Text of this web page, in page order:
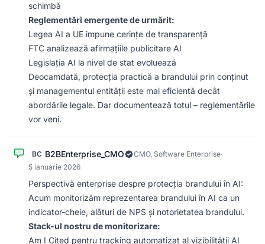
schimbă
Reglementări emergente de urmărit:
Legea AI a UE impune cerințe de transparență
FTC analizează afirmațiile publicitare AI
Legislația AI la nivel de stat evoluează
Deocamdată, protecția practică a brandului prin conținut
și managementul entității este mai eficientă decât
abordările legale. Dar documentează totul – reglementările
vor veni.
BC B2BEnterprise_CMO CMO, Software Enterprise·
5 ianuarie 2026
Perspectivă enterprise despre protecția brandului în AI:
Acum monitorizăm reprezentarea brandului în AI ca un
indicator-cheie, alături de NPS și notorietatea brandului.
Stack-ul nostru de monitorizare:
Am I Cited pentru tracking automatizat al vizibilității AI